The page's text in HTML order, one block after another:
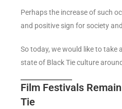
Perhaps the increase of such
and positive sign for society
So today, we would like to take
state of Black Tie culture
Film Festivals
Tie